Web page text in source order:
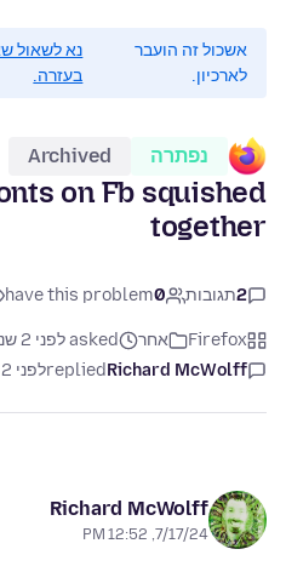
אשכול זה הועבר
לארכיון.
נא לשאול
בעזרה.
נפתרה Archived
on Fb squished
together
2תגובות 0
have this problem
Firefox אחר
asked לפני 2 שנים
Richard McWolff
repliedלפני 2 שנים
Richard McWolff
7/17/24, 12:52 PM